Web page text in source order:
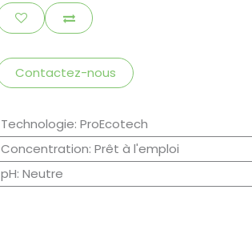
Contactez-nous
Technologie: ProEcotech
Concentration: Prêt à l'emploi
pH: Neutre